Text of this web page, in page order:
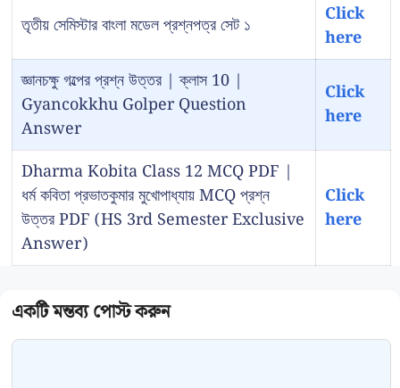
তৃতীয় সেমিস্টার বাংলা মডেল প্রশ্নপত্র সেট ১
Click
here
জ্ঞানচক্ষু গল্পের প্রশ্ন উত্তর | ক্লাস 10 |
Gyancokkhu Golper Question
Answer
Click
here
Dharma Kobita Class 12 MCQ PDF |
ধর্ম কবিতা প্রভাতকুমার মুখোপাধ্যায় MCQ প্রশ্ন
উত্তর PDF (HS 3rd Semester Exclusive
Answer)
Click
here
Comment